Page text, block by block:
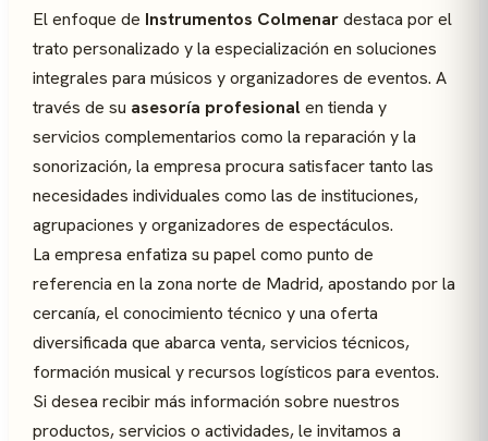
El enfoque de Instrumentos Colmenardestaca por el
trato personalizado y la especialización en soluciones
integrales para músicos y organizadores de eventos. A
través de su asesoría profesionalen tienda y
servicios complementarios como la reparación y la
sonorización, la empresa procura satisfacer tanto las
necesidades individuales como las de instituciones,
agrupaciones y organizadores de espectáculos.
La empresa enfatiza su papel como punto de
referencia en la zona norte de Madrid, apostando por la
cercanía, el conocimiento técnico y una oferta
diversificada que abarca venta, servicios técnicos,
formación musical y recursos logísticos para eventos.
Si desea recibir más información sobre nuestros
productos, servicios o actividades, le invitamos a